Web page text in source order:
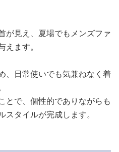
が見え、夏場でもメンズファ
ます。
、日常使いでも気兼ねなく着
とで、個性的でありながらも
タイルが完成します。